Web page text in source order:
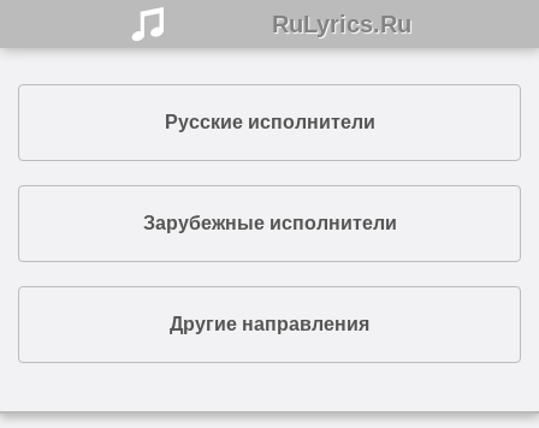
RuLyrics.Ru
Русские исполнители
Зарубежные исполнители
Другие направления